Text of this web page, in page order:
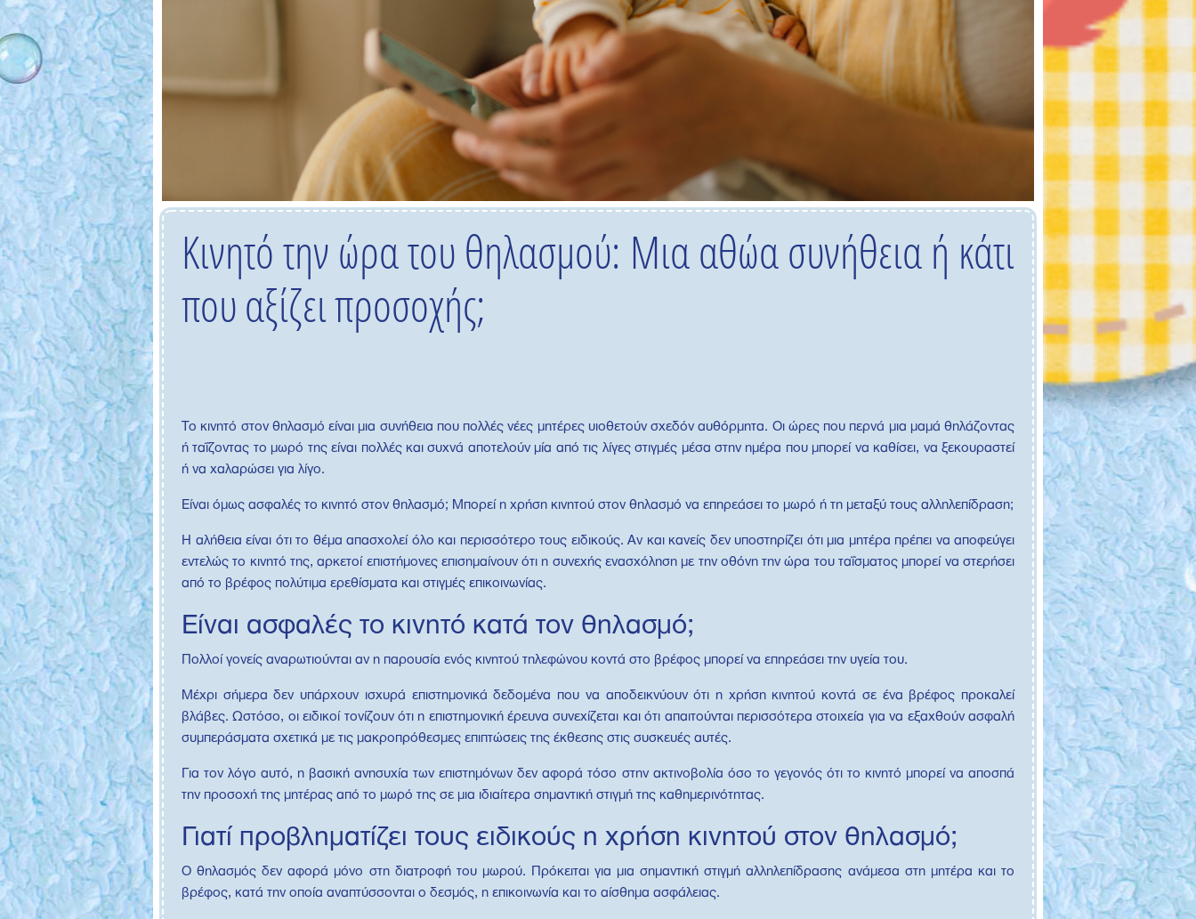
Κινητό την ώρα του θηλασμού: Μια αθώα συνήθεια ή κάτι
που αξίζει προσοχής;
Το κινητό στον θηλασμό είναι μια συνήθεια που πολλές νέες μητέρες υιοθετούν σχεδόν αυθόρμητα. Οι ώρες που περνά μια μαμά θηλάζοντας
ή ταΐζοντας το μωρό της είναι πολλές και συχνά αποτελούν μία από τις λίγες στιγμές μέσα στην ημέρα που μπορεί να καθίσει, να ξεκουραστεί
ή να χαλαρώσει για λίγο.
Είναι όμως ασφαλές το κινητό στον θηλασμό; Μπορεί η χρήση κινητού στον θηλασμό να επηρεάσει το μωρό ή τη μεταξύ τους αλληλεπίδραση;
Η αλήθεια είναι ότι το θέμα απασχολεί όλο και περισσότερο τους ειδικούς. Αν και κανείς δεν υποστηρίζει ότι μια μητέρα πρέπει να αποφεύγει
εντελώς το κινητό της, αρκετοί επιστήμονες επισημαίνουν ότι η συνεχής ενασχόληση με την οθόνη την ώρα του ταΐσματος μπορεί να στερήσει
από το βρέφος πολύτιμα ερεθίσματα και στιγμές επικοινωνίας.
Είναι ασφαλές το κινητό κατά τον θηλασμό;
Πολλοί γονείς αναρωτιούνται αν η παρουσία ενός κινητού τηλεφώνου κοντά στο βρέφος μπορεί να επηρεάσει την υγεία του.
Μέχρι σήμερα δεν υπάρχουν ισχυρά επιστημονικά δεδομένα που να αποδεικνύουν ότι η χρήση κινητού κοντά σε ένα βρέφος προκαλεί
βλάβες. Ωστόσο, οι ειδικοί τονίζουν ότι η επιστημονική έρευνα συνεχίζεται και ότι απαιτούνται περισσότερα στοιχεία για να εξαχθούν ασφαλή
συμπεράσματα σχετικά με τις μακροπρόθεσμες επιπτώσεις της έκθεσης στις συσκευές αυτές.
Για τον λόγο αυτό, η βασική ανησυχία των επιστημόνων δεν αφορά τόσο στην ακτινοβολία όσο το γεγονός ότι το κινητό μπορεί να αποσπά
την προσοχή της μητέρας από το μωρό της σε μια ιδιαίτερα σημαντική στιγμή της καθημερινότητας.
Γιατί προβληματίζει τους ειδικούς η χρήση κινητού στον θηλασμό;
Ο θηλασμός δεν αφορά μόνο στη διατροφή του μωρού. Πρόκειται για μια σημαντική στιγμή αλληλεπίδρασης ανάμεσα στη μητέρα και το
βρέφος, κατά την οποία αναπτύσσονται ο δεσμός, η επικοινωνία και το αίσθημα ασφάλειας.